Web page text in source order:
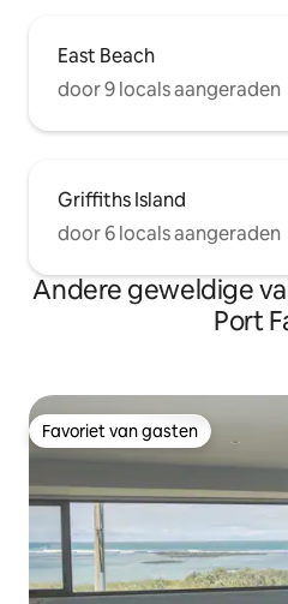
East Beach
door 9 locals aangeraden
Griffiths Island
door 6 locals aangeraden
Andere geweldige
Port
Favoriet van gasten
Favoriet van gasten